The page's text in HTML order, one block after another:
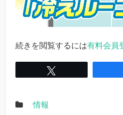
続きを閲覧するには有料会員
情報